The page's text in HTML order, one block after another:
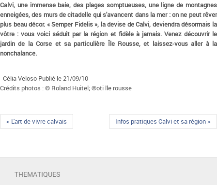
Calvi, une immense baie, des plages somptueuses, une ligne de montagnes
enneigées, des murs de citadelle qui s'avancent dans la mer : on ne peut rêver
plus beau décor. « Semper Fidelis », la devise de Calvi, deviendra désormais la
vôtre : vous voici séduit par la région et fidèle à jamais. Venez découvrir le
jardin de la Corse et sa particulière Île Rousse, et laissez-vous aller à la
nonchalance.
Célia Veloso Publié le 21/09/10
Crédits photos : © Roland Huitel; ©oti île rousse
< L'art de vivre calvais Infos pratiques Calvi et sa région >
THEMATIQUES